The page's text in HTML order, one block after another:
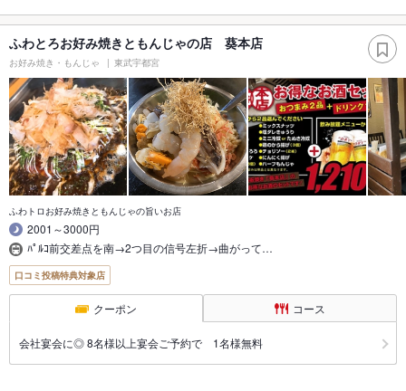
ふわとろお好み焼きともんじゃの店 葵本店
お好み焼き・もんじゃ 東武宇都宮
ふわトロお好み焼きともんじゃの旨いお店
2001～3000円
ﾊﾟﾙｺ前交差点を南→2つ目の信号左折→曲がって…
口コミ投稿特典対象店
クーポン コース
会社宴会に◎ 8名様以上宴会ご予約で 1名様無料